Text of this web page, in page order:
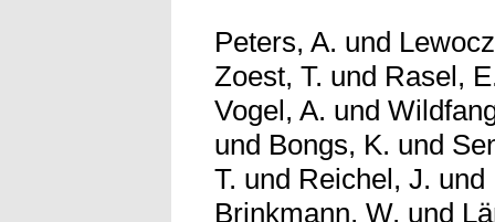
Peters, A. und
Zoest, T. und Rasel,
Vogel, A. und
und Bongs, K. und
T. und Reichel, J. und
Brinkmann, W. und